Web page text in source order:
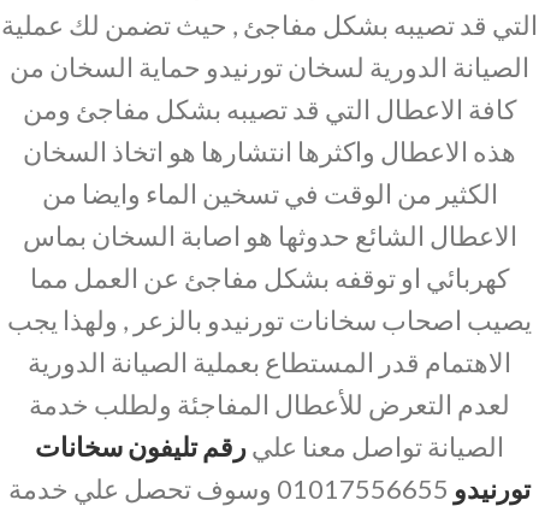
التي قد تصيبه بشكل مفاجئ , حيث تضمن لك عملية
الصيانة الدورية لسخان تورنيدو حماية السخان من
كافة الاعطال التي قد تصيبه بشكل مفاجئ ومن
هذه الاعطال واكثرها انتشارها هو اتخاذ السخان
الكثير من الوقت في تسخين الماء وايضا من
الاعطال الشائع حدوثها هو اصابة السخان بماس
كهربائي او توقفه بشكل مفاجئ عن العمل مما
يصيب اصحاب سخانات تورنيدو بالزعر , ولهذا يجب
الاهتمام قدر المستطاع بعملية الصيانة الدورية
لعدم التعرض للأعطال المفاجئة ولطلب خدمة
الصيانة تواصل معنا عليرقم تليفون سخانات
تورنيدو
01017556655 وسوف تحصل علي خدمة